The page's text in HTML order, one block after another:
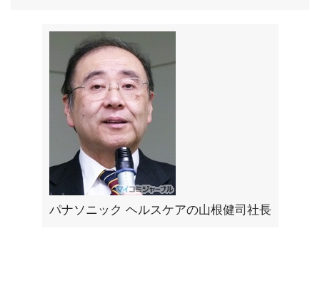
パナソニック ヘルスケアの山根健司社長